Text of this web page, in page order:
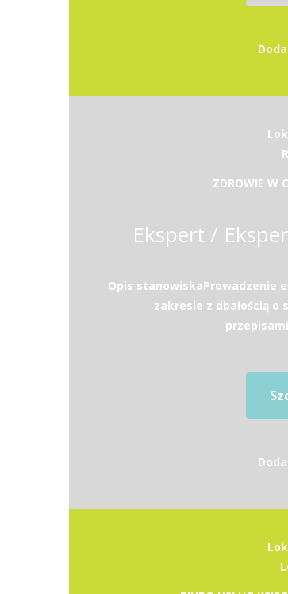
ZDROWIE W
Ekspert /
Opis stanowiskaProwadzenie
zakresie z dbałością o